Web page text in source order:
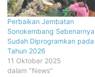
Perbaikan Jembatan
Sonokembang Sebenarnya
Sudah Diprogramkan pada
Tahun 2026
11 Oktober 2025
dalam "News"